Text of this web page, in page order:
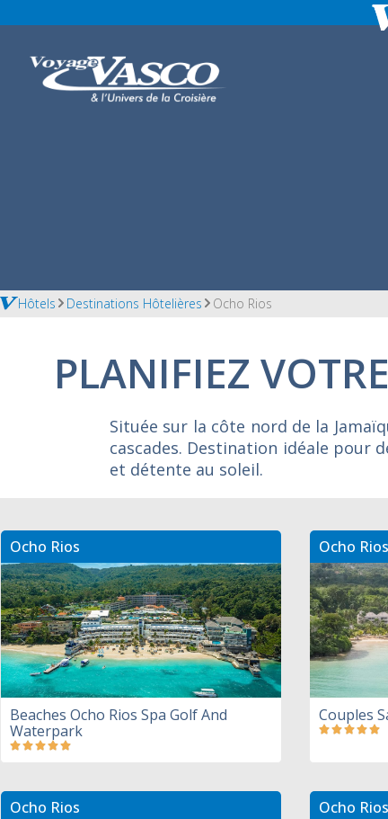
Hôtels Destinations Hôtelières Ocho Rios
PLANIFIEZ
Située sur la côte nord de la
cascades. Destination idéale pour
et détente au soleil.
Ocho Rios
Beaches Ocho Rios Spa Golf And
Waterpark
Ocho Rios
Couples
Ocho Rios Ocho Rios